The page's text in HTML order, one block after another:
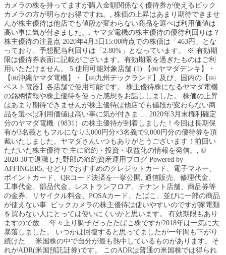
カメラの株を持ってますが購入金額関係なく優待券が使えるビック
カメラの方が明らかお得ですね。, 株価の上昇はあまり期待できませ
んが株主優待は他店でも値段が変わらない商品を選べば利用価値は
高い事に気が付きました。. ヤマダ電機の株主優待の優待利回りは？
株主優待の注意点 2020年4月3日15:00時点での株価は「463円」とな
っており、予想配当利回りは「2.80%」となっています。 ※ 有効期
限は優待券表面に記載がございます。有効期限を過ぎたものはご利
用いただけません。 5.使用可能対象店舗 (1) 【㈱ヤマダデンキ】・
【㈱沖縄ヤマダ電機】・【㈱九州テックランド】及び、国内の【㈱
ベスト電器】各店舗で使用可能です。 株主優待株になるヤマダ電機
の銘柄情報や株主優待を使った感想をお話ししました。 株価の上昇
はあまり期待できませんが株主優待は他店でも値段が変わらない商
品を選べば利用価値は高い事に気が付きま … 2020年3月末権利確定
分のヤマダ電機（9831）の株主優待が到着しました！今回は長期保
有が3名義ともフルになり3,000円分×3名義で9,000円分の優待券を頂
戴いたしました。ヤマダさんいつもありがとうございます！前回い
ただいた株主優待で 主に節約・投資・収益化の情報を発信。, ©
2020 30で退職した野郎の節約資産運用ブログ Powered by
AFFINGER5, せどりでおすすめのクレジットカード、電子マネー、
ポイントカード、QRコード決済を一挙公開, 通信販売、修理代金、
工事代金、部品代金、レストランフロア、テナント店舗、商品券等
の金券、リサイクル料金、POSAカード、たばこ、並びに一部の商品
が使えない事. ビックカメラの株主優待は使いやすいのですが家電類
を買わない人にとっては使いにくいかと思います。 有効期限もあり
ますので放 ... 年々上り調子だったたばこ株ですが2018年は一気に大
暴落しました。 いつかは回復すると思ってましたが一年間も下がり
続けた ... 米国株の中で自分が最も熱中しているものがあります。そ
れがADR(米国預託証券)です。 このADRは普通の米国株では得られ